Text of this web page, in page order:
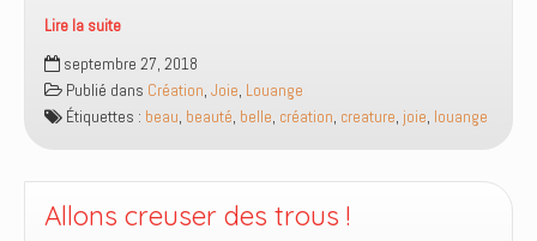
Lire la suite
Vous
êtes
de
belles
!
septembre 27, 2018
Publié dans Création, Joie, Louange
Étiquettes : beau, beauté, belle, création, creature, joie, louange
Allons creuser des trous !